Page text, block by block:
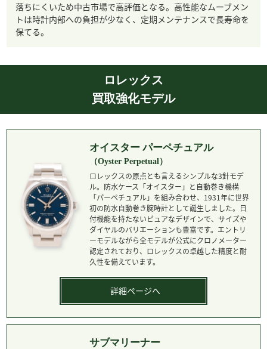
落ちにくいため中古市場で高評価となる。高性能なムーブメン
トは時計内部への負担が少なく、定期メンテナンスで長寿命を
保てる。
ロレックス
買取強化モデル
オイスター パーペチュアル
（Oyster Perpetual）
ロレックスの原点とも言えるシンプルな3針モデ
ル。防水ケース「オイスター」と自動巻き機構
「パーペチュアル」を組み合わせ、1931年に世界
初の防水自動巻き腕時計として誕生しました。日
付機能を持たないピュアなデザインで、サイズや
ダイヤルのバリエーションも豊富です。エントリ
ーモデルながら全モデルが公式にクロノメーター
認定されており、ロレックスの卓越した精度と耐
久性を備えています。
詳細ページへ
サブマリーナー